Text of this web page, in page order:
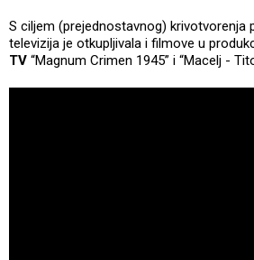
S ciljem (prejednostavnog) krivotvorenja
televizija je otkupljivala i filmove u
TV “Magnum Crimen 1945” i “Macelj -